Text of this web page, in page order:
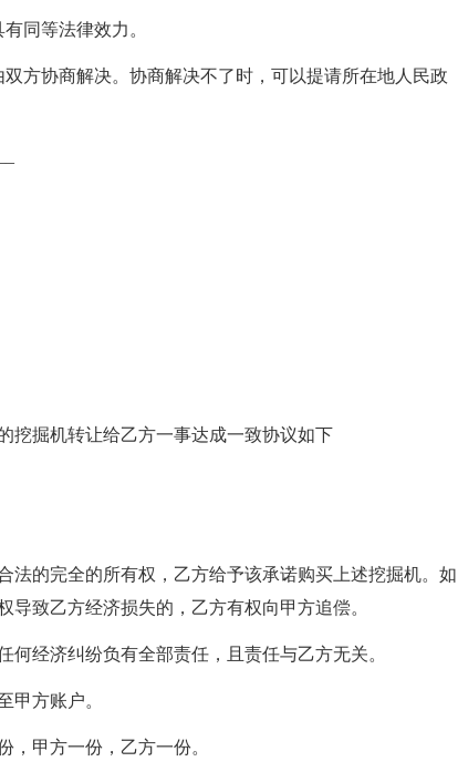
同等法律效力。
方协商解决。协商解决不了时，可以提请所在地人民政
挖掘机转让给乙方一事达成一致协议如下
法的完全的所有权，乙方给予该承诺购买上述挖掘机。如
致乙方经济损失的，乙方有权向甲方追偿。
何经济纠纷负有全部责任，且责任与乙方无关。
甲方账户。
，甲方一份，乙方一份。